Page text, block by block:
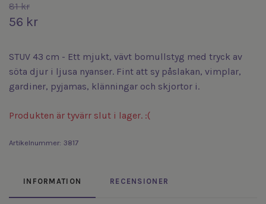
81 kr
56 kr
STUV 43 cm - Ett mjukt, vävt bomullstyg med tryck av
söta djur i ljusa nyanser. Fint att sy påslakan, vimplar,
gardiner, pyjamas, klänningar och skjortor i.
Produkten är tyvärr slut i lager. :(
Artikelnummer: 3817
INFORMATION RECENSIONER